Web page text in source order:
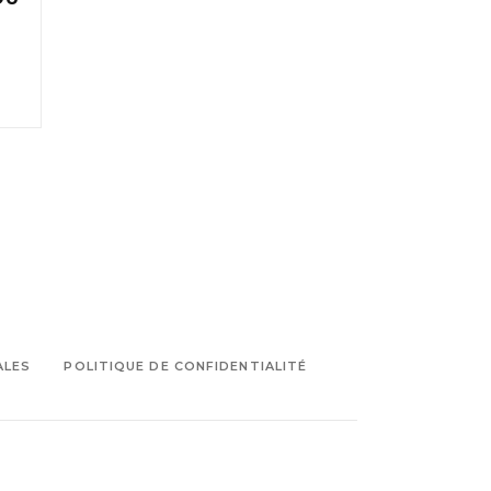
POLITIQUE DE CONFIDENTIALITÉ